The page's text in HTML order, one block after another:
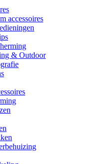
accessoires
& Outdoor